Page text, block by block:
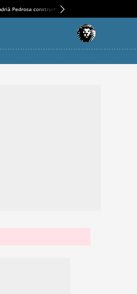
Pedrosa construirá la nueva residencia en el